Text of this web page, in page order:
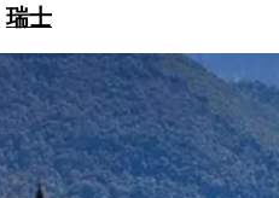
瑞士